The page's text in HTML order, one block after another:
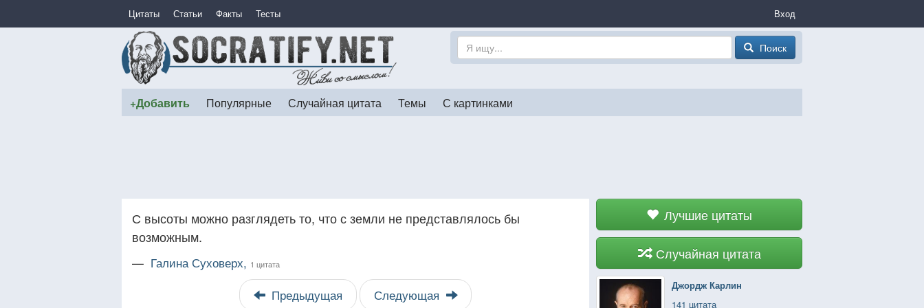
Цитаты Статьи Факты Тесты Вход
Поиск
+Добавить Популярные Случайная цитата Темы С картинками
Лучшие цитаты
Случайная цитата
Джордж Карлин
141 цитата
С высоты можно разглядеть то, что с земли не представлялось бы
возможным.
— Галина Суховерх, 1 цитата
Предыдущая Следующая